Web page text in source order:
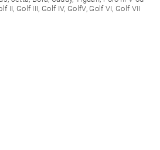
II, Golf III, Golf IV, GolfV, Golf VI, Golf VII